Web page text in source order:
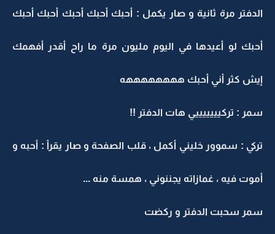
الدفتر مرة ثانية و صار يكمل : أحبك أحبك أحبك أحبك أحبك
أحبك لو أعيدها في اليوم مليون مرة ما راح أقدر أفهمك
إيش كثر أني أحبك ههههههههه
سمر : تركيييييييي هات الدفتر !!
تركي : سموور خليني أكمل ، قلب الصفحة و صار يقرأ : أحبه و
أموت فيه ، غمازاته يجننوني ، همسة منه ...
سمر سحبت الدفتر و ركضت